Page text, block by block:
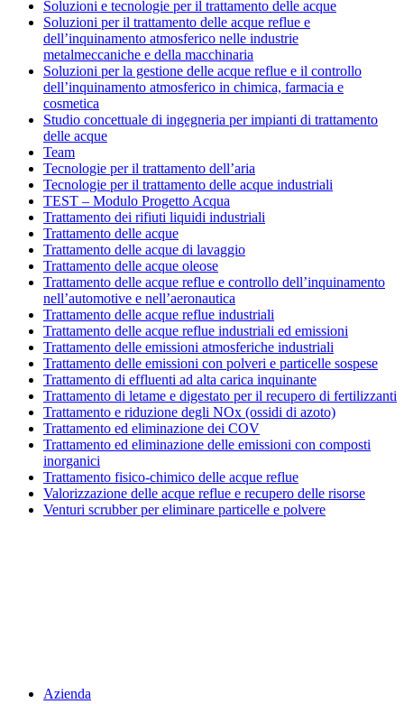
Soluzioni e tecnologie per il trattamento delle acque
Soluzioni per il trattamento delle acque reflue e
dell’inquinamento atmosferico nelle industrie
metalmeccaniche e della macchinaria
Soluzioni per la gestione delle acque reflue e il controllo
dell’inquinamento atmosferico in chimica, farmacia e
cosmetica
Studio concettuale di ingegneria per impianti di trattamento
delle acque
Team
Tecnologie per il trattamento dell’aria
Tecnologie per il trattamento delle acque industriali
TEST – Modulo Progetto Acqua
Trattamento dei rifiuti liquidi industriali
Trattamento delle acque
Trattamento delle acque di lavaggio
Trattamento delle acque oleose
Trattamento delle acque reflue e controllo dell’inquinamento
nell’automotive e nell’aeronautica
Trattamento delle acque reflue industriali
Trattamento delle acque reflue industriali ed emissioni
Trattamento delle emissioni atmosferiche industriali
Trattamento delle emissioni con polveri e particelle sospese
Trattamento di effluenti ad alta carica inquinante
Trattamento di letame e digestato per il recupero di fertilizzanti
Trattamento e riduzione degli NOx (ossidi di azoto)
Trattamento ed eliminazione dei COV
Trattamento ed eliminazione delle emissioni con composti
inorganici
Trattamento fisico-chimico delle acque reflue
Valorizzazione delle acque reflue e recupero delle risorse
Venturi scrubber per eliminare particelle e polvere
Azienda